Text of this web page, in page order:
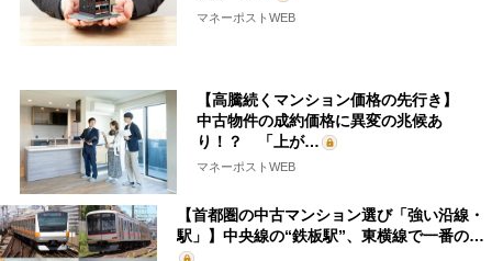
マネーポストWEB
【高騰続くマンション価格の先行き】
中古物件の成約価格に異変の兆候あ
り！？ 「上が…
マネーポストWEB
【首都圏の中古マンション選び「強い沿線・
駅」】中央線の“鉄板駅”、東横線で一番の…